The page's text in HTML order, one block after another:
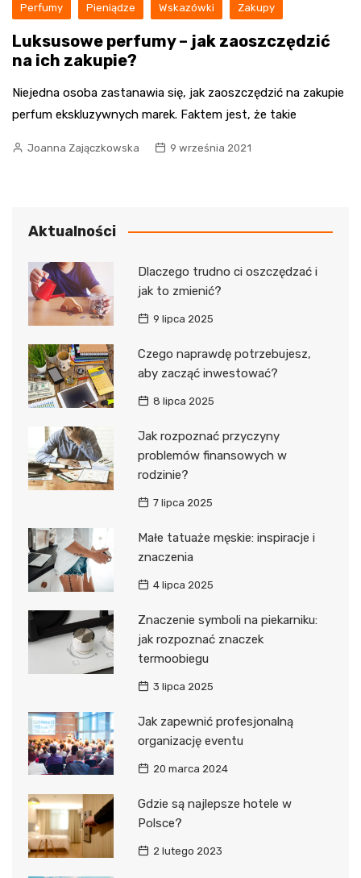
Perfumy Pieniądze Wskazówki Zakupy
Luksusowe perfumy – jak zaoszczędzić
na ich zakupie?
Niejedna osoba zastanawia się, jak zaoszczędzić na zakupie
perfum ekskluzywnych marek. Faktem jest, że takie
Joanna Zajączkowska 9 września 2021
Aktualności
Dlaczego trudno ci oszczędzać i
jak to zmienić?
9 lipca 2025
Czego naprawdę potrzebujesz,
aby zacząć inwestować?
8 lipca 2025
Jak rozpoznać przyczyny
problemów finansowych w
rodzinie?
7 lipca 2025
Małe tatuaże męskie: inspiracje i
znaczenia
4 lipca 2025
Znaczenie symboli na piekarniku:
jak rozpoznać znaczek
termoobiegu
3 lipca 2025
Jak zapewnić profesjonalną
organizację eventu
20 marca 2024
Gdzie są najlepsze hotele w
Polsce?
2 lutego 2023